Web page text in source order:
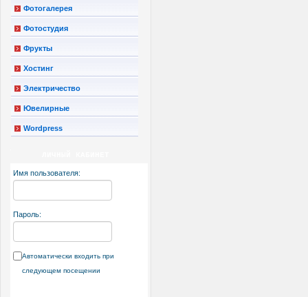
Фотогалерея
Фотостудия
Фрукты
Хостинг
Электричество
Ювелирные
Wordpress
Имя пользователя:
Пароль:
Автоматически входить при
следующем посещении